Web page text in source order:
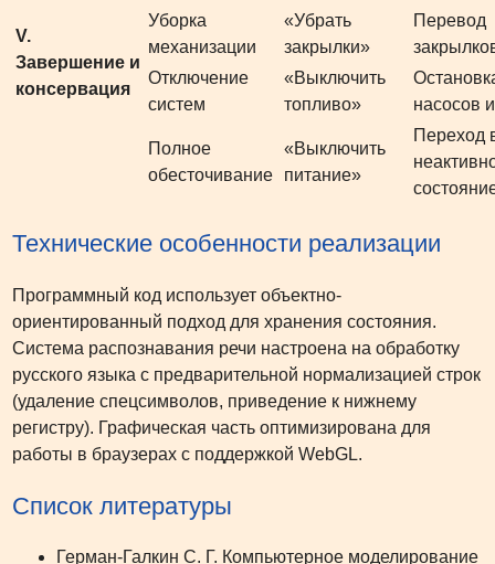
V.
Завершение и
консервация
Уборка
механизации
«Убрать
закрылки»
Перевод
Отключение
систем
«Выключить
топливо»
насосов
Полное
обесточивание
«Выключить
питание»
Переход
Технические особенности реализации
Программный код использует объектно-
ориентированный подход для хранения состояния.
Система распознавания речи настроена на обработку
русского языка с предварительной нормализацией строк
(удаление спецсимволов, приведение к нижнему
регистру). Графическая часть оптимизирована для
работы в браузерах с поддержкой WebGL.
Список литературы
Герман-Галкин С. Г. Компьютерное моделирование